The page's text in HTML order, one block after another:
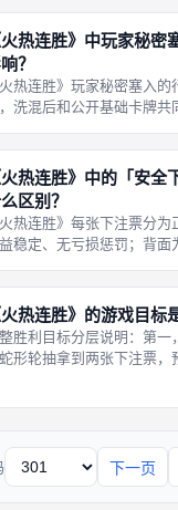
牌数量更多；第二，负
、偏移三类，摔倒后吉祥物
火热连胜》中玩家秘
？
火热连胜》玩家秘密塞入
洗混后和公开基础卡牌共
段无任何实时操作，所
完成。秘密塞牌对局影响完
火热连胜》中的「安
区别？
火热连胜》每张下注票分
稳定、无亏损惩罚；背面
玩家抽取下注票后必须
。两类下注完整奖惩差异对
火热连胜》的游戏目标
胜利目标分层说明：第
形轮抽拿到两张下注票，
下一页